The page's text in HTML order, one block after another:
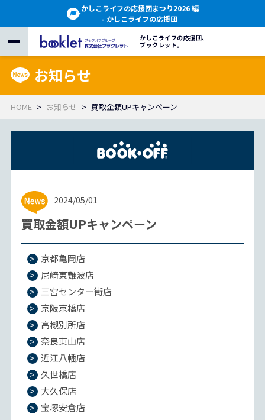
かしこライフの応援団まつり2026 編
- かしこライフの応援団
かしこライフの応援団、
ブックレット。
お知らせ
HOME お知らせ 買取金額UPキャンペーン
2024/05/01
買取金額UPキャンペーン
京都亀岡店
尼崎東難波店
三宮センター街店
京阪京橋店
高槻別所店
奈良東山店
近江八幡店
久世橋店
大久保店
宝塚安倉店